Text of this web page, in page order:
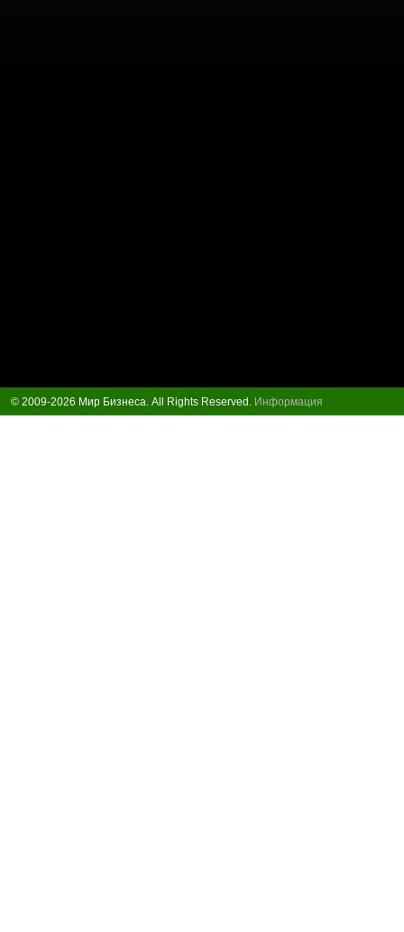
© 2009-2026 Мир Бизнеса. All Rights Reserved. Информация